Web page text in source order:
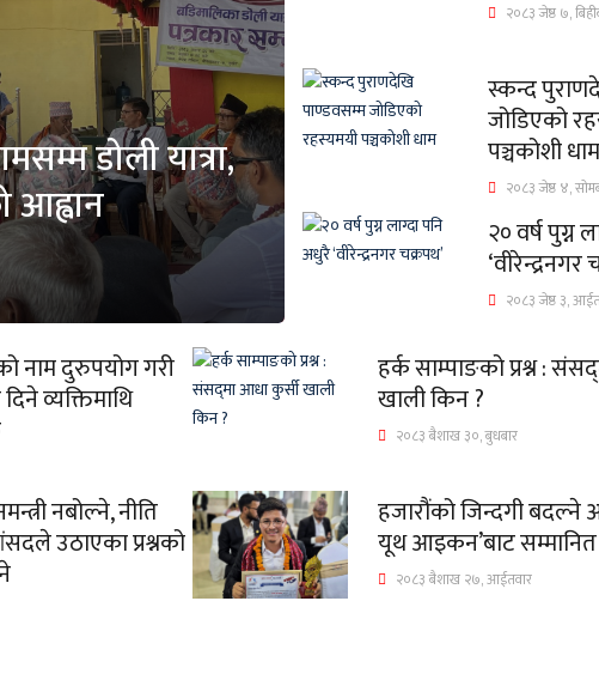
डोली यात्रा,
आह्वान
२०८३ जेष्ठ ७,
स्कन्द
जोडिएको
पञ्चकोशी धाम
२०८३ जेष्ठ ४,
२० वर्ष पुग्न
‘वीरेन्द्रनगर
२०८३ जेष्ठ ३,
नाम दुरुपयोग गरी
व्यक्तिमाथि
नबोल्ने, नीति
उठाएका प्रश्नको
हर्क साम्पाङको प्रश्न :
खाली किन ?
२०८३ बैशाख ३०, बुधबार
हजारौंको जिन्दगी बदल्ने
यूथ आइकन’बाट सम्मानित
२०८३ बैशाख २७, आईतवार